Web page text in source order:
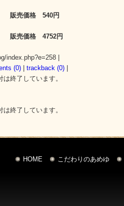
販売価格 540円
販売価格 4752円
index.php?e=258 |
(0) trackback (0)
終了しています。
終了しています。
HOME こだわりのあめゆ